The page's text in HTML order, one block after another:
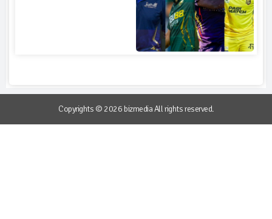
Copyrights © 2026 bizmedia All rights reserved.